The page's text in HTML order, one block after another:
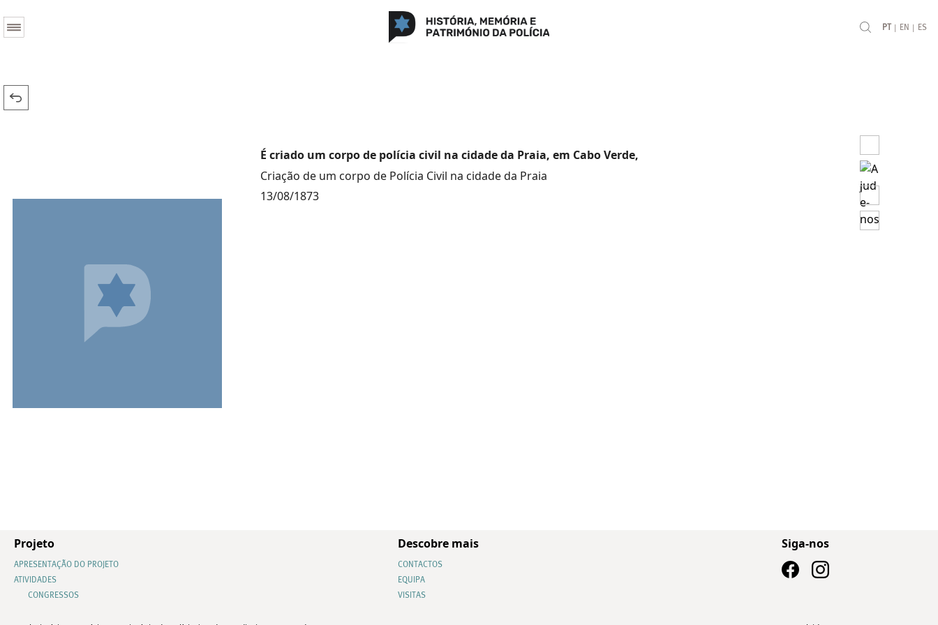
PT | EN | ES
É criado um corpo de polícia civil na cidade da Praia, em Cabo Verde,
Criação de um corpo de Polícia Civil na cidade da Praia
13/08/1873
Projeto
APRESENTAÇÃO DO PROJETO
ATIVIDADES
CONGRESSOS
Descobre mais
CONTACTOS
EQUIPA
VISITAS
Siga-nos